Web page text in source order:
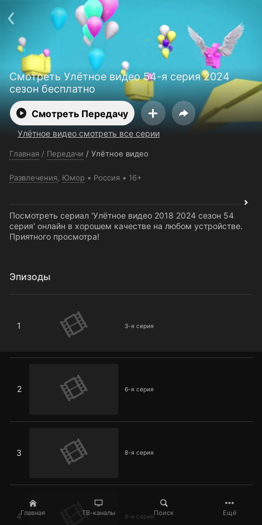
Главная ТВ-каналы Поиск Ещё
Смотреть Улётное видео 54-я серия 2024
сезон бесплатно
Смотреть Передачу
Улётное видео смотреть все серии
Главная / Передачи / Улётное видео
Развлечения Юмор Россия 16+
Посмотреть сериал 'Улётное видео 2018 2024 сезон 54
серия' онлайн в хорошем качестве на любом устройстве.
Приятного просмотра!
Эпизоды
1 3-я серия
2 6-я серия
3 8-я серия
4 9-я серия
support@24h.tv
Пользовательское соглашение
Политика конфиденциальности
Для партнёров
Открыть приложение
Ввести промокод
Установить на ТВ
Бесплатные каналы Контакты